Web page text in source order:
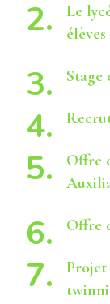
Le
Stage
Offre
Offre